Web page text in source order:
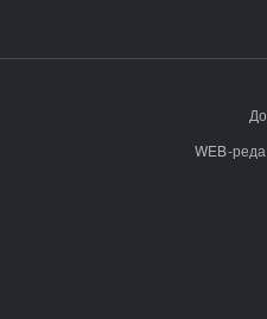
WEB-